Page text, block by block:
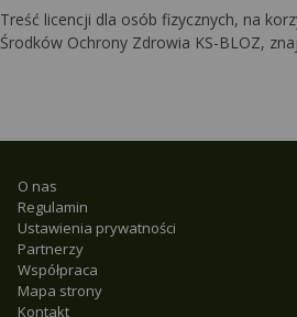
Treść licencji dla osób fizycznych, na
Środków Ochrony Zdrowia KS-BLOZ,
O nas
Regulamin
Ustawienia prywatności
Partnerzy
Współpraca
Mapa strony
Kontakt